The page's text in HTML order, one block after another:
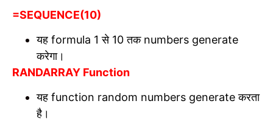
=SEQUENCE(10)
यह formula 1 से 10 तक numbers generate
करेगा।
RANDARRAY Function
यह function random numbers generate करता
है।